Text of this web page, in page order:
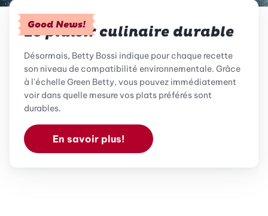
Good News!
Le plaisir culinaire durable
Désormais, Betty Bossi indique pour chaque recette
son niveau de compatibilité environnementale. Grâce
à l'échelle Green Betty, vous pouvez immédiatement
voir dans quelle mesure vos plats préférés sont
durables.
En savoir plus!